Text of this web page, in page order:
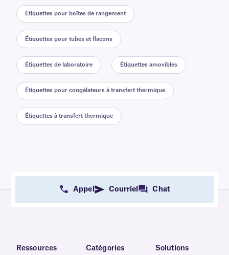
Étiquettes pour boîtes de rangement
Étiquettes pour tubes et flacons
Étiquettes de laboratoire Étiquettes amovibles
Étiquettes pour congélateurs à transfert thermique
Étiquettes à transfert thermique
Appel Courriel Chat
Ressources Catégories Solutions